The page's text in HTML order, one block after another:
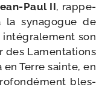
​Paul II, rap­pe­
syna­gogue de
inté­gra­le­ment son
des Lamentations
Terre sainte, en
bles­